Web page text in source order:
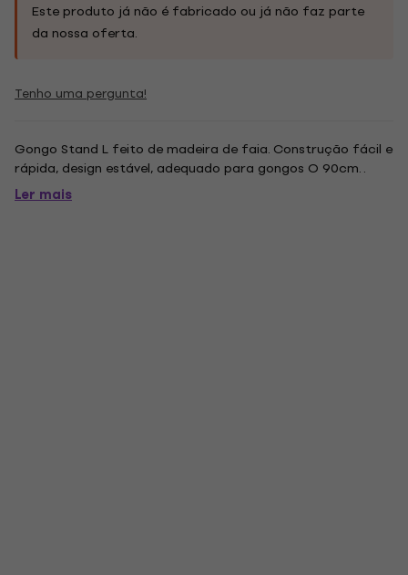
Este produto já não é fabricado ou já não faz parte
da nossa oferta.
Tenho uma pergunta!
Gongo Stand L feito de madeira de faia. Construção fácil e
rápida, design estável, adequado para gongos O 90cm. .
Ler mais